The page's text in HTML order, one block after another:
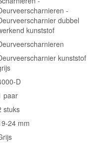
-
dubbel
kunststof
kunststof
D
paar
stuks
24 mm